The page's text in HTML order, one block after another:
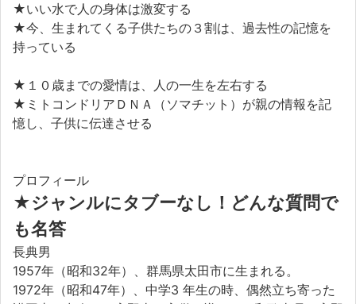
★いい水で人の身体は激変する
★今、生まれてくる子供たちの３割は、過去性の記憶を
持っている
★１０歳までの愛情は、人の一生を左右する
★ミトコンドリアＤＮＡ（ソマチット）が親の情報を記
憶し、子供に伝達させる
プロフィール
★ジャンルにタブーなし！どんな質問で
も名答
長典男
1957年（昭和32年）、群馬県太田市に生まれる。
1972年（昭和47年）、中学3 年生の時、偶然立ち寄った